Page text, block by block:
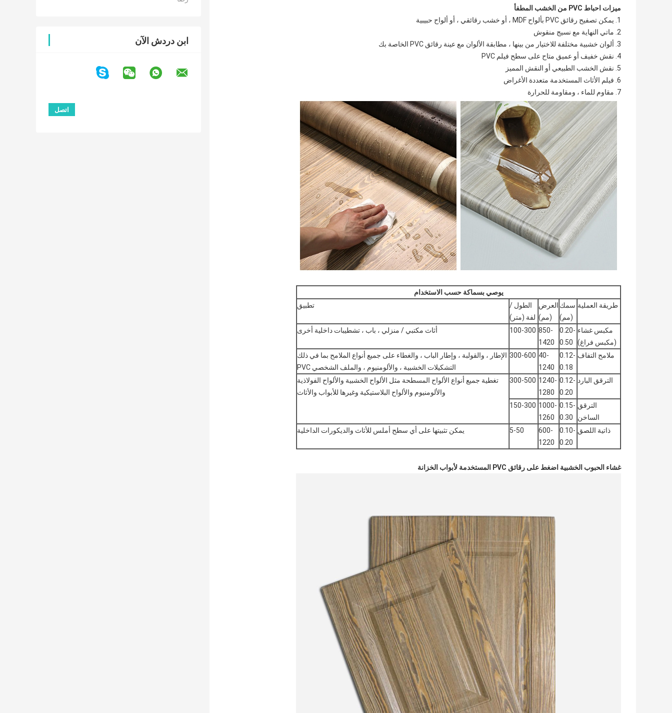
ابن دردش الآن
ميزات احباط PVC من الخشب المطفأ
1. يمكن تصفيح رقائق PVC بألواح MDF ، أو خشب رقائقي ، أو ألواح حبيبية
2. ماتي النهاية مع نسيج منقوش
3. ألوان خشبية مختلفة للاختيار من بينها ، مطابقة الألوان مع عينة رقائق PVC الخاصة بك
4. نقش خفيف أو عميق متاح على سطح فيلم PVC
5. نقش الخشب الطبيعي أو النقش المميز
6. فيلم الأثاث المستخدمة متعددة الأغراض
7. مقاوم للماء ، ومقاومة للحرارة
يوصي بسماكة حسب الاستخدام
طريقة العملية سمك
(مم)
العرض
(مم)
الطول /
لفة (متر)
تطبيق
مكبس غشاء
(مكبس فراغ)
0.20-
0.50
850-
1420
100-300 أثاث مكتبي / منزلي ، باب ، تشطيبات داخلية أخرى
ملامح التفاف 0.12-
0.18
40-
1240
300-600 الإطار ، والقولبة ، وإطار الباب ، والغطاء على جميع أنواع الملامح بما في ذلك
التشكيلات الخشبية ، والألومنيوم ، والملف الشخصي PVC
الترقق البارد 0.12-
0.20
1240-
1280
300-500
تغطية جميع أنواع الألواح المسطحة مثل الألواح الخشبية والألواح الفولاذية
والألومنيوم والألواح البلاستيكية وغيرها للأبواب والأثاث
الترقق
الساخن
0.15-
0.30
1000-
1260
150-300
ذاتية اللصق 0.10-
0.20
600-
1220
5-50 يمكن تثبيتها على أي سطح أملس للأثاث والديكورات الداخلية
غشاء الحبوب الخشبية اضغط على رقائق PVC المستخدمة لأبواب الخزانة